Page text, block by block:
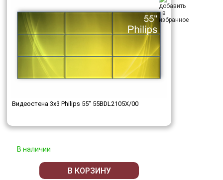
Видеостена 3x3 Philips 55" 55BDL2105X/00
В наличии
В КОРЗИНУ